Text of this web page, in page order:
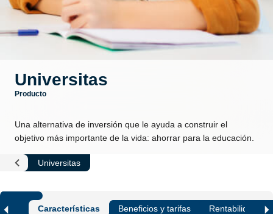
Universitas
Producto
Una alternativa de inversión que le ayuda a construir el
objetivo más importante de la vida: ahorrar para la educación.
Inversión
Universitas
Características Beneficios y tarifas Rentabilidad